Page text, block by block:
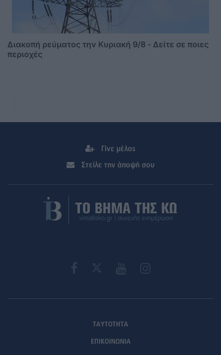
Διακοπή ρεύματος την Κυριακή 9/8 - Δείτε σε ποιες
περιοχές
Γίνε μέλος
Στείλε την άποψή σου
ΤΑΥΤΟΤΗΤΑ
ΕΠΙΚΟΙΝΩΝΙΑ